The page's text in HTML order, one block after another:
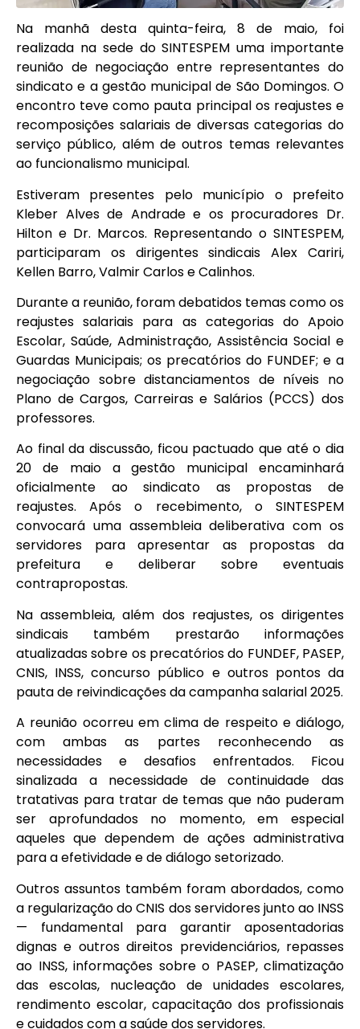
Na manhã desta quinta-feira, 8 de maio, foi
realizada na sede do SINTESPEM uma importante
reunião de negociação entre representantes do
sindicato e a gestão municipal de São Domingos. O
encontro teve como pauta principal os reajustes e
recomposições salariais de diversas categorias do
serviço público, além de outros temas relevantes
ao funcionalismo municipal.
Estiveram presentes pelo município o prefeito
Kleber Alves de Andrade e os procuradores Dr.
Hilton e Dr. Marcos. Representando o SINTESPEM,
participaram os dirigentes sindicais Alex Cariri,
Kellen Barro, Valmir Carlos e Calinhos.
Durante a reunião, foram debatidos temas como os
reajustes salariais para as categorias do Apoio
Escolar, Saúde, Administração, Assistência Social e
Guardas Municipais; os precatórios do FUNDEF; e a
negociação sobre distanciamentos de níveis no
Plano de Cargos, Carreiras e Salários (PCCS) dos
professores.
Ao final da discussão, ficou pactuado que até o dia
20 de maio a gestão municipal encaminhará
oficialmente ao sindicato as propostas de
reajustes. Após o recebimento, o SINTESPEM
convocará uma assembleia deliberativa com os
servidores para apresentar as propostas da
prefeitura e deliberar sobre eventuais
contrapropostas.
Na assembleia, além dos reajustes, os dirigentes
sindicais também prestarão informações
atualizadas sobre os precatórios do FUNDEF, PASEP,
CNIS, INSS, concurso público e outros pontos da
pauta de reivindicações da campanha salarial 2025.
A reunião ocorreu em clima de respeito e diálogo,
com ambas as partes reconhecendo as
necessidades e desafios enfrentados. Ficou
sinalizada a necessidade de continuidade das
tratativas para tratar de temas que não puderam
ser aprofundados no momento, em especial
aqueles que dependem de ações administrativa
para a efetividade e de diálogo setorizado.
Outros assuntos também foram abordados, como
a regularização do CNIS dos servidores junto ao INSS
— fundamental para garantir aposentadorias
dignas e outros direitos previdenciários, repasses
ao INSS, informações sobre o PASEP, climatização
das escolas, nucleação de unidades escolares,
rendimento escolar, capacitação dos profissionais
e cuidados com a saúde dos servidores.